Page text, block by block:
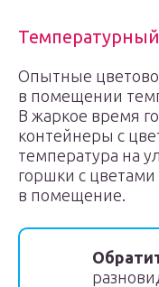
Опытные
в помещении
В жаркое время
контейнеры с
температура на
горшки с
в помещение.